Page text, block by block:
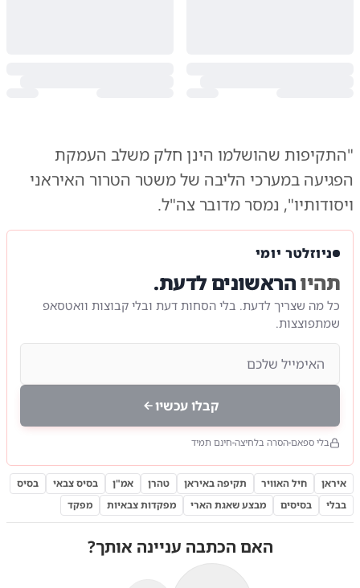
"התקיפות שהושלמו הינן חלק משלב העמקת
הפגיעה במערכי הליבה של משטר הטרור האיראני
ויסודותיו", נמסר מדובר צה"ל.
ניוזלטר יומי
תהיוהראשונים לדעת.
כל מה שצריך לדעת. בלי הסחות דעת ובלי קבוצות וואטסאפ
שמתפוצצות.
קבלו עכשיו
בלי ספאם הסרה בלחיצה חינם תמיד
איראן חיל האוויר תקיפה באיראן טהרן אמ"ן בסיס צבאי
בסיס
בבלי
בסיסים מבצע שאגת הארי מפקדות צבאיות מפקד
האם הכתבה עניינה אותך?